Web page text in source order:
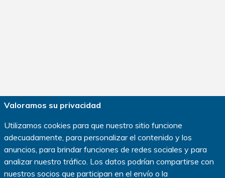
Política de privacidad|Términos de uso|
Política de uso de cookies|
Administrar preferencias de cookies
Copyright ©2026IQVIA.
Todos los derechos reservados.
Valoramos su privacidad
Utilizamos cookies para que nuestro sitio funcione
adecuadamente, para personalizar el contenido y los
anuncios, para brindar funciones de redes sociales y para
analizar nuestro tráfico. Los datos podrían compartirse con
nuestros socios que participan en el envío o la